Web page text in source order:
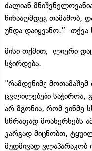
ძალიან
წინააღმდეგ თამაშობ,
უნდა დაიყვანო.”- თქვა
მისი თქმით, ლიერი
სჭირდება.
"რამდენიმე
ცვლილებები საჭიროა,
არ მგონია, რომ ვინმე
სწრაფად მოახერხებს
კარგად მიცნობთ,
მუდმივად ვლაპარაკობ